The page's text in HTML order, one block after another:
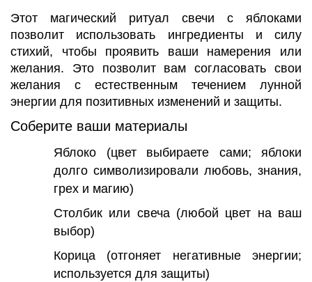
Этот магический ритуал свечи с яблоками
позволит использовать ингредиенты и силу
стихий, чтобы проявить ваши намерения или
желания. Это позволит вам согласовать свои
желания с естественным течением лунной
энергии для позитивных изменений и защиты.
Соберите ваши материалы
Яблоко (цвет выбираете сами; яблоки
долго символизировали любовь, знания,
грех и магию)
Столбик или свеча (любой цвет на ваш
выбор)
Корица (отгоняет негативные энергии;
используется для защиты)